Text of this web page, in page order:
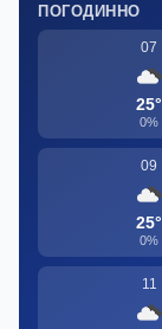
ПОГОДИННО
07
25°
0%
09
25°
0%
11